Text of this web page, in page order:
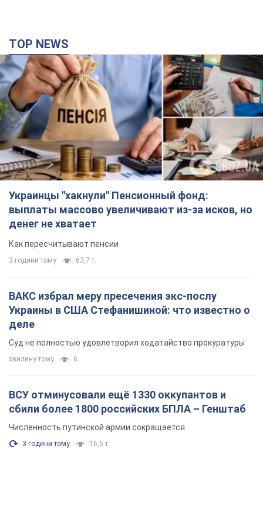
TOP NEWS
Украинцы "хакнули" Пенсионный фонд:
выплаты массово увеличивают из-за исков, но
денег не хватает
Как пересчитывают пенсии
3 години тому 63,7 т.
ВАКС избрал меру пресечения экс-послу
Украины в США Стефанишиной: что известно о
деле
Суд не полностью удовлетворил ходатайство прокуратуры
хвилину тому 6
ВСУ отминусовали ещё 1330 оккупантов и
сбили более 1800 российских БПЛА – Генштаб
Численность путинской армии сокращается
3 години тому 16,5 т.